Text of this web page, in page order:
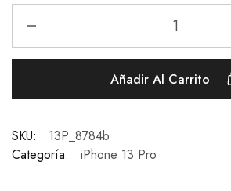
Añadir Al Carrito
SKU:
13P_8784b
Categoría:
iPhone 13 Pro